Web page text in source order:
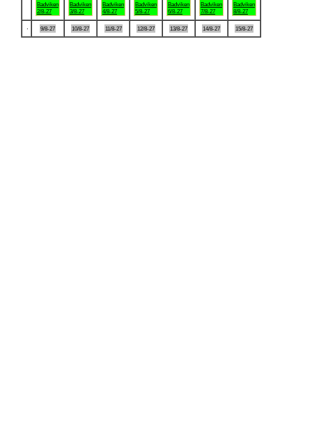
Badviken
2/8-27
Badviken
3/8-27
Badviken
4/8-27
Badviken
5/8-27
Badviken
6/8-27
Badviken
7/8-27
Badviken
8/8-27
9/8-27 10/8-27 11/8-27 12/8-27 13/8-27 14/8-27 15/8-27